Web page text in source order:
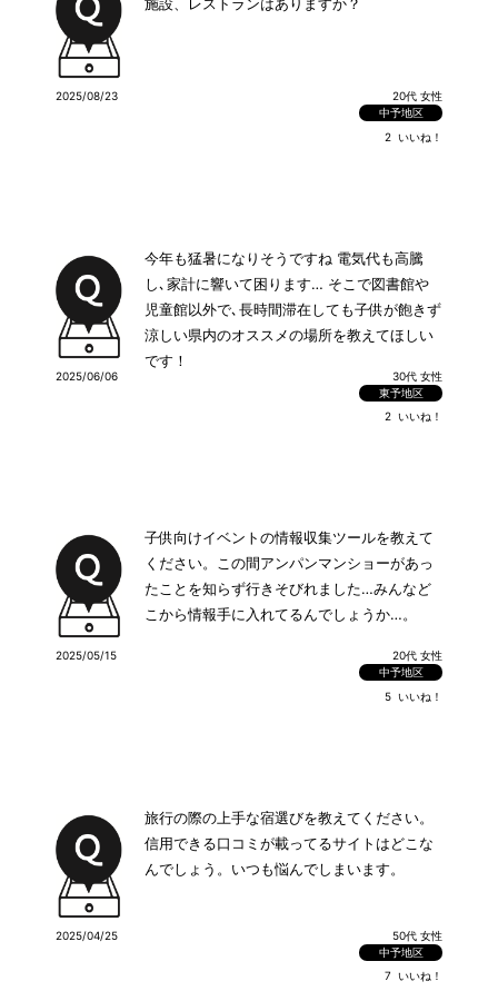
施設、レストランはありますか？
2025/08/23
20代 女性
中予地区
2 いいね！
今年も猛暑になりそうですね 電気代も高騰
し､家計に響いて困ります… そこで図書館や
児童館以外で､長時間滞在しても子供が飽きず
涼しい県内のオススメの場所を教えてほしい
です！
2025/06/06
30代 女性
東予地区
2 いいね！
子供向けイベントの情報収集ツールを教えて
ください。この間アンパンマンショーがあっ
たことを知らず行きそびれました…みんなど
こから情報手に入れてるんでしょうか…。
2025/05/15
20代 女性
中予地区
5 いいね！
旅行の際の上手な宿選びを教えてください。
信用できる口コミが載ってるサイトはどこな
んでしょう。いつも悩んでしまいます。
2025/04/25
50代 女性
中予地区
7 いいね！